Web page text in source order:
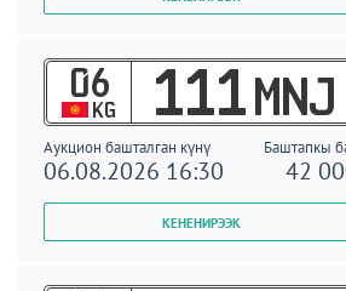
06
KG 111 MNJ
Аукцион башталган күнү Баштапкы
06.08.2026 16:30 42